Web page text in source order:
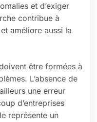
et d’exiger
contribue à
améliore aussi la
être formées à
L’absence de
une erreur
d’entreprises
représente un